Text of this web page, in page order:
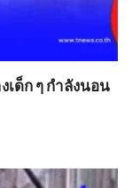
เด็ก ๆ กำลังนอน